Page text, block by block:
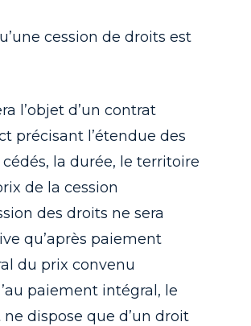
cession de droits est
l’objet d’un contrat
précisant l’étendue des
la durée, le territoire
de la cession
des droits ne sera
qu’après paiement
du prix convenu
paiement intégral, le
dispose que d’un droit